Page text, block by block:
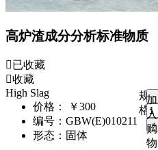
高炉渣成分分析标准物质
已收藏
收藏
High Slag
价格：
￥300
编号： GBW(E)010211
形态： 固体
规
格：
加
入
购
物